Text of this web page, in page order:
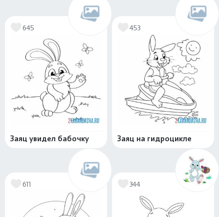
645
Заяц увидел бабочку
453
Заяц на гидроцикле
611 344